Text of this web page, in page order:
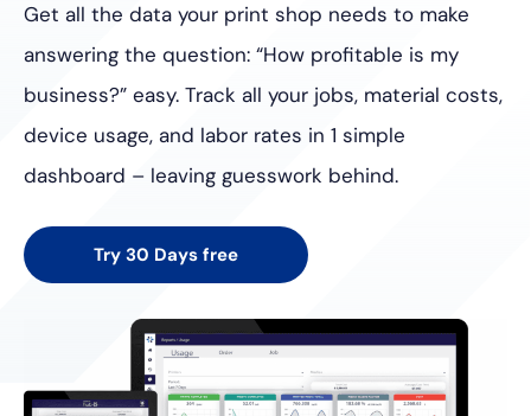
Get all the data your print shop needs to make
answering the question: “How profitable is my
business?” easy. Track all your jobs, material costs,
device usage, and labor rates in 1 simple
dashboard – leaving guesswork behind.
Try 30 Days free